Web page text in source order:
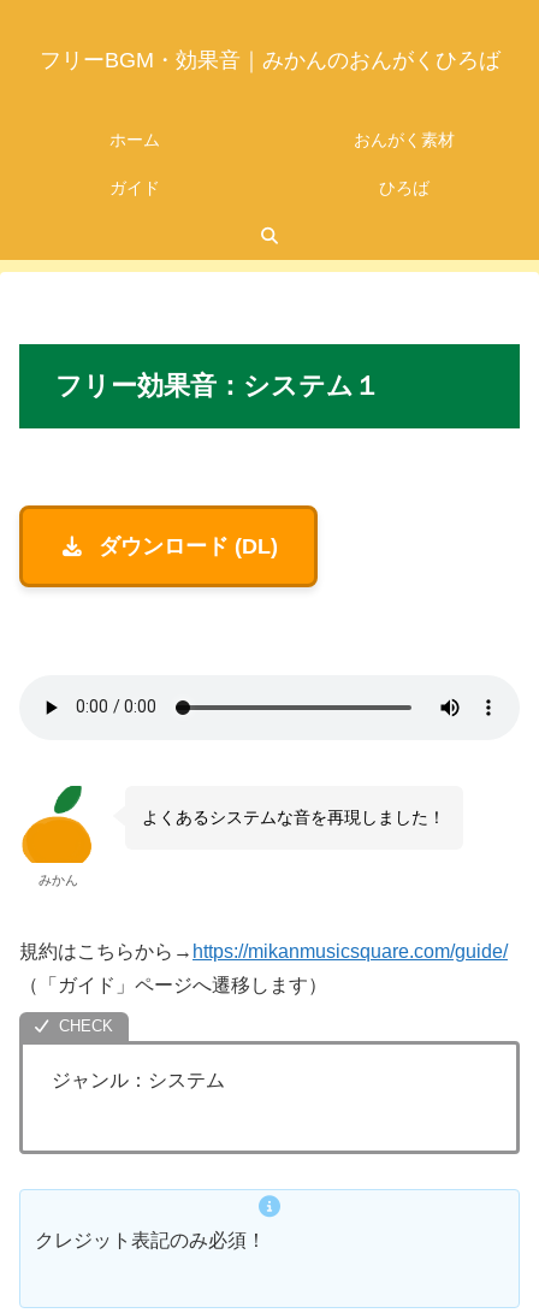
フリーBGM・効果音｜みかんのおんがくひろば
ホーム おんがく素材
ガイド ひろば
フリー効果音：システム１
ダウンロード (DL)
みかん
よくあるシステムな音を再現しました！
規約はこちらから→ https://mikanmusicsquare.com/guide/
（「ガイド」ページへ遷移します）
ジャンル：システム
クレジット表記のみ必須！